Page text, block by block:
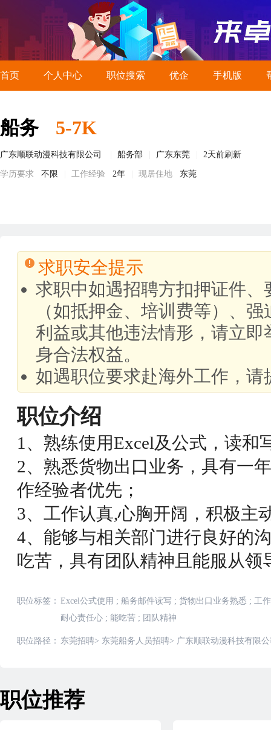
首页 个人中心 职位搜索 优企 手机版
船务 5-7K
广东顺联动漫科技有限公司 船务部 广东东莞 2天前刷新
学历要求 不限 工作经验 2年 现居住地 东莞
求职安全提示
求职中如遇招聘方扣押证件
（如抵押金、培训费等）、
利益或其他违法情形，请立
身合法权益。
如遇职位要求赴海外工作，
职位介绍
1、熟练使用Excel及公式，读和
2、熟悉货物出口业务，具有一
作经验者优先；
3、工作认真,心胸开阔，积极主
4、能够与相关部门进行良好的
吃苦，具有团队精神且能服从领
职位标签： Excel公式使用 ; 船务邮件读写 ; 货物出口业务熟悉 ; 工
耐心责任心 ; 能吃苦 ; 团队精神
职位路径： 东莞招聘> 东莞船务人员招聘> 广东顺联动漫科技有限
职位推荐